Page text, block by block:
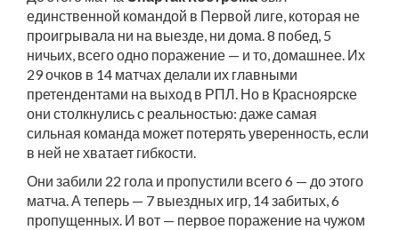
единственной командой в Первой лиге, которая не
проигрывала ни на выезде, ни дома. 8 побед, 5
ничьих, всего одно поражение — и то, домашнее. Их
29 очков в 14 матчах делали их главными
претендентами на выход в РПЛ. Но в Красноярске
они столкнулись с реальностью: даже самая
сильная команда может потерять уверенность, если
в ней не хватает гибкости.
Они забили 22 гола и пропустили всего 6 — до этого
матча. А теперь — 7 выездных игр, 14 забитых, 6
пропущенных. И вот — первое поражение на чужом